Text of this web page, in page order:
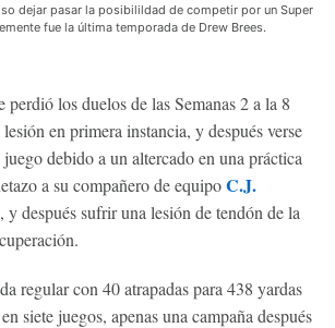
dejar pasar la posibilildad de competir por un Super
fue la última temporada de Drew Brees.
perdió los duelos de las Semanas 2 a la 8
en primera instancia, y después verse
debido a un altercado en una práctica
a su compañero de equipoC.J.
, y después sufrir una lesión de tendón de la
regular con 40 atrapadas para 438 yardas
siete juegos, apenas una campaña después